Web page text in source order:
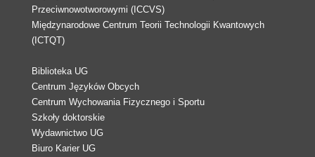
Przeciwnowotworowymi (ICCVS)
Międzynarodowe Centrum Teorii Technologii Kwantowych
(ICTQT)
Biblioteka UG
Centrum Języków Obcych
Centrum Wychowania Fizycznego i Sportu
Szkoły doktorskie
Wydawnictwo UG
Biuro Karier UG